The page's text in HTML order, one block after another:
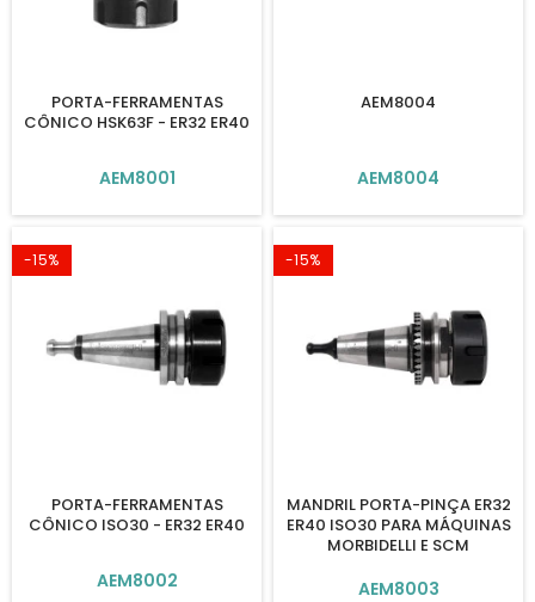
PORTA-FERRAMENTAS
CÔNICO HSK63F - ER32 ER40
AEM8001
AEM8004
AEM8004
-15%
PORTA-FERRAMENTAS
CÔNICO ISO30 - ER32 ER40
AEM8002
-15%
MANDRIL PORTA-PINÇA ER32
ER40 ISO30 PARA MÁQUINAS
MORBIDELLI E SCM
AEM8003